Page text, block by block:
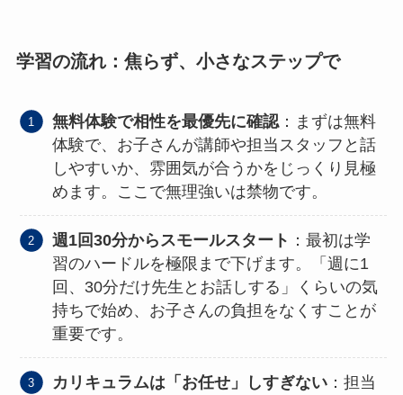
学習の流れ：焦らず、小さなステップで
無料体験で相性を最優先に確認 ：まずは無料
体験で、お子さんが講師や担当スタッフと話
しやすいか、雰囲気が合うかをじっくり見極
めます。ここで無理強いは禁物です。
週1回30分からスモールスタート ：最初は学
習のハードルを極限まで下げます。「週に1
回、30分だけ先生とお話しする」くらいの気
持ちで始め、お子さんの負担をなくすことが
重要です。
カリキュラムは「お任せ」しすぎない ：担当